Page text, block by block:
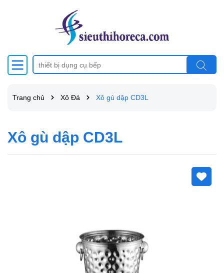
Trang chủ Xô Đá Xô gù dập CD3L
Xô gù dập CD3L